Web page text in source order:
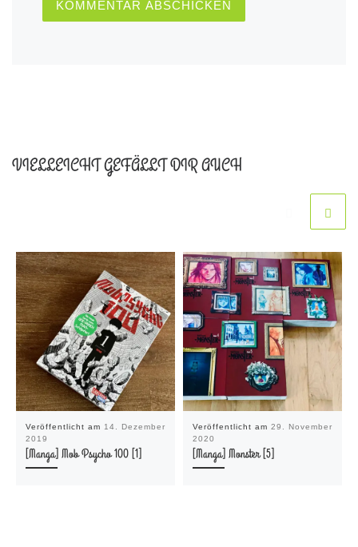
VIELLEICHT GEFÄLLT DIR AUCH
Veröffentlicht am 14. Dezember
2019
[Manga] Mob Psycho 100 [1]
Veröffentlicht am29. November
2020
[Manga] Monster [5]